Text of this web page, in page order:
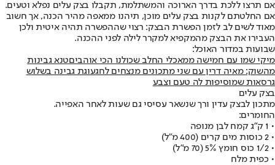
אם תרצו ללכת בדרך הארוכה והמשתלמת, תקבלו בצק עלים נפלא וטעים.
אם החלטתם לקנות בצק עלים מוכן, תיהנו ממאפה מהיר הכנה, אך חשוב
מאוד לשים לב לזמן הפשרת הבצק: רצוי שההפשרה תהיה איטית ולכן
העבירו את הבצק מהמקפיא למקרר לילה לפני ההכנה.
שבועות במדור האוכל:
מיקי שמו עם חמישה ממאכלי החלב שכולנו הכי אוהביםטנא גבינות
מהשוק: מאיה דרין עם שני מתכונים מנצחים לחגעוגת גבינה בשלוש
גרסאות שמוסיפות לה טעם וצבע
בצק עלים
מתכון לבצק עדין ורך שנשאר עסיסי גם שעות לאחר האפייה.
החומרים:
• 1 ק"ג קמח לבן מנופה
• 2 כוסות מים קרים (400 מ"ל)
• 1/2 כוס חומץ 5% (70 מ"ל)
• כפית מלח